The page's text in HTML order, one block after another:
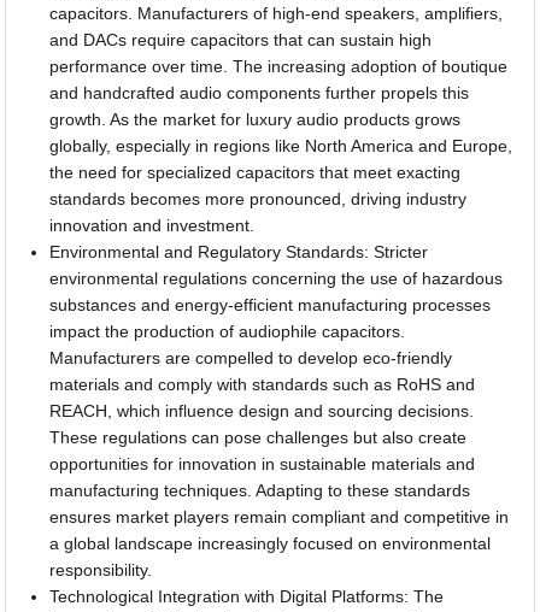
capacitors. Manufacturers of high-end speakers, amplifiers,
and DACs require capacitors that can sustain high
performance over time. The increasing adoption of boutique
and handcrafted audio components further propels this
growth. As the market for luxury audio products grows
globally, especially in regions like North America and Europe,
the need for specialized capacitors that meet exacting
standards becomes more pronounced, driving industry
innovation and investment.
Environmental and Regulatory Standards: Stricter
environmental regulations concerning the use of hazardous
substances and energy-efficient manufacturing processes
impact the production of audiophile capacitors.
Manufacturers are compelled to develop eco-friendly
materials and comply with standards such as RoHS and
REACH, which influence design and sourcing decisions.
These regulations can pose challenges but also create
opportunities for innovation in sustainable materials and
manufacturing techniques. Adapting to these standards
ensures market players remain compliant and competitive in
a global landscape increasingly focused on environmental
responsibility.
Technological Integration with Digital Platforms: The